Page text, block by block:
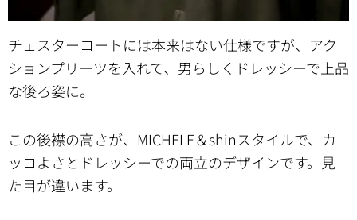
チェスターコートには本来はない仕様ですが、アク
ションプリーツを入れて、男らしくドレッシーで上品
な後ろ姿に。
この後襟の高さが、MICHELE＆shinスタイルで、カ
ッコよさとドレッシーでの両立のデザインです。見
た目が違います。